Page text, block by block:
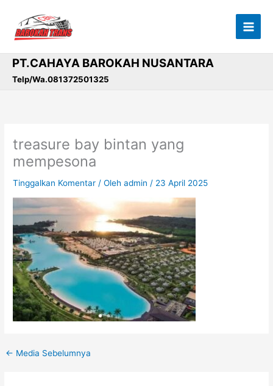
konten
PT.CAHAYA BAROKAH NUSANTARA
Telp/Wa.081372501325
treasure bay bintan yang
mempesona
Tinggalkan Komentar / Olehadmin / 23 April 2025
← Media Sebelumnya